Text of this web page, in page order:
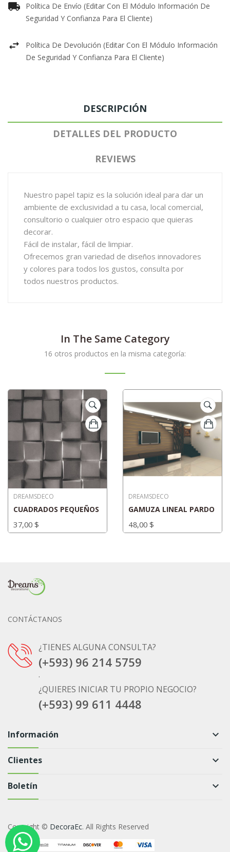
Política De Envío (editar Con El Módulo Información De
Seguridad Y Confianza Para El Cliente)
Política De Devolución (editar Con El Módulo Información
De Seguridad Y Confianza Para El Cliente)
DESCRIPCIÓN
DETALLES DEL PRODUCTO
REVIEWS
Nuestro papel tapiz es la solución ideal para dar un
ambiente de exclusividad a tu casa, local comercial,
consultorio o cualquier otro espacio que quieras
decorar.
Fácil de instalar, fácil de limpiar.
Ofrecemos gran variedad de diseños innovadores
y colores para todos los gustos, consulta por
todos nuestros productos.
In The Same Category
16 otros productos en la misma categoría:
DREAMSDECO
CUADRADOS PEQUEÑOS
37,00 $
DREAMSDECO
GAMUZA LINEAL PARDO
48,00 $
CONTÁCTANOS
¿TIENES ALGUNA CONSULTA?
(+593) 96 214 5759
.
¿QUIERES INICIAR TU PROPIO NEGOCIO?
(+593) 99 611 4448
Información keyboard_arrow_down
Clientes keyboard_arrow_down
Boletín keyboard_arrow_down
Copyright © DecoraEc. All Rights Reserved